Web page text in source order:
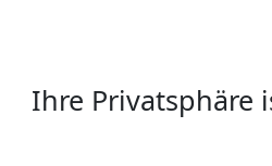
Ihre Privatsphäre